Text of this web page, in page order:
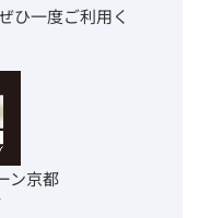
ひ一度ご利用く
ン京都